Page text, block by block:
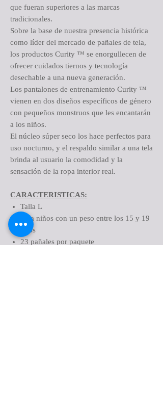
que fueran superiores a las marcas
tradicionales.
Sobre la base de nuestra presencia histórica
como líder del mercado de pañales de tela,
los productos Curity ™ se enorgullecen de
ofrecer cuidados tiernos y tecnología
desechable a una nueva generación.
Los pantalones de entrenamiento Curity ™
vienen en dos diseños específicos de género
con pequeños monstruos que les encantarán
a los niños.
El núcleo súper seco los hace perfectos para
uso nocturno, y el respaldo similar a una tela
brinda al usuario la comodidad y la
sensación de la ropa interior real.
CARACTERISTICAS:
Talla L
Para niños con un peso entre los 15 y 19
kilos
23 pañales por paquete